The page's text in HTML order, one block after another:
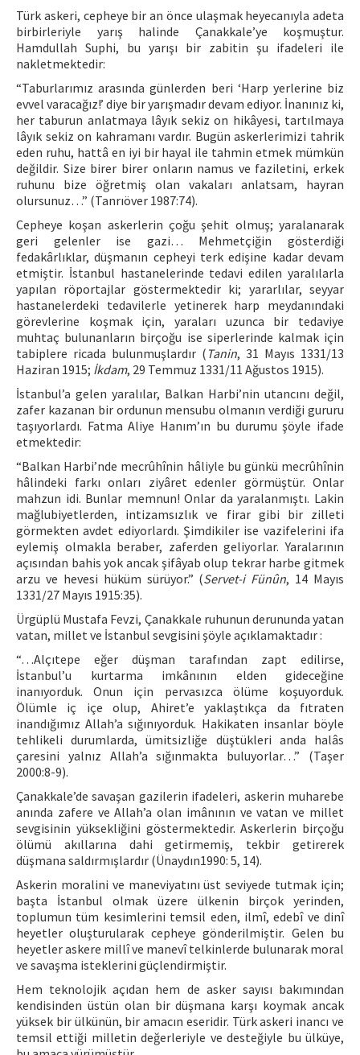
Türk askeri, cepheye bir an önce ulaşmak heyecanıyla adeta
birbirleriyle yarış halinde Çanakkale’ye koşmuştur.
Hamdullah Suphi, bu yarışı bir zabitin şu ifadeleri ile
nakletmektedir:
“Taburlarımız arasında günlerden beri ‘Harp yerlerine biz
evvel varacağız!’ diye bir yarışmadır devam ediyor. İnanınız ki,
her taburun anlatmaya lâyık sekiz on hikâyesi, tartılmaya
lâyık sekiz on kahramanı vardır. Bugün askerlerimizi tahrik
eden ruhu, hattâ en iyi bir hayal ile tahmin etmek mümkün
değildir. Size birer birer onların namus ve faziletini, erkek
ruhunu bize öğretmiş olan vakaları anlatsam, hayran
olursunuz…” (Tanrıöver 1987:74).
Cepheye koşan askerlerin çoğu şehit olmuş; yaralanarak
geri gelenler ise gazi… Mehmetçiğin gösterdiği
fedakârlıklar, düşmanın cepheyi terk edişine kadar devam
etmiştir. İstanbul hastanelerinde tedavi edilen yaralılarla
yapılan röportajlar göstermektedir ki; yararlılar, seyyar
hastanelerdeki tedavilerle yetinerek harp meydanındaki
görevlerine koşmak için, yaraları uzunca bir tedaviye
muhtaç bulunanların birçoğu ise siperlerinde kalmak için
tabiplere ricada bulunmuşlardır ( Tanin, 31 Mayıs 1331/13
Haziran 1915; İkdam, 29 Temmuz 1331/11 Ağustos 1915).
İstanbul’a gelen yaralılar, Balkan Harbi’nin utancını değil,
zafer kazanan bir ordunun mensubu olmanın verdiği gururu
taşıyorlardı. Fatma Aliye Hanım’ın bu durumu şöyle ifade
etmektedir:
“Balkan Harbi’nde mecrûhînin hâliyle bu günkü mecrûhînin
hâlindeki farkı onları ziyâret edenler görmüştür. Onlar
mahzun idi. Bunlar memnun! Onlar da yaralanmıştı. Lakin
mağlubiyetlerden, intizamsızlık ve firar gibi bir zilleti
görmekten avdet ediyorlardı. Şimdikiler ise vazifelerini ifa
eylemiş olmakla beraber, zaferden geliyorlar. Yaralarının
açısından bahis yok ancak şifâyab olup tekrar harbe gitmek
arzu ve hevesi hüküm sürüyor.” (Servet-i Fünûn, 14 Mayıs
1331/27 Mayıs 1915:35).
Ürgüplü Mustafa Fevzi, Çanakkale ruhunun derununda yatan
vatan, millet ve İstanbul sevgisini şöyle açıklamaktadır :
“…Alçıtepe eğer düşman tarafından zapt edilirse,
İstanbul’u kurtarma imkânının elden gideceğine
inanıyorduk. Onun için pervasızca ölüme koşuyorduk.
Ölümle iç içe olup, Ahiret’e yaklaştıkça da fıtraten
inandığımız Allah’a sığınıyorduk. Hakikaten insanlar böyle
tehlikeli durumlarda, ümitsizliğe düştükleri anda halâs
çaresini yalnız Allah’a sığınmakta buluyorlar…” (Taşer
2000:8-9).
Çanakkale’de savaşan gazilerin ifadeleri, askerin muharebe
anında zafere ve Allah’a olan imânının ve vatan ve millet
sevgisinin yüksekliğini göstermektedir. Askerlerin birçoğu
ölümü akıllarına dahi getirmemiş, tekbir getirerek
düşmana saldırmışlardır (Ünaydın1990: 5, 14).
Askerin moralini ve maneviyatını üst seviyede tutmak için;
başta İstanbul olmak üzere ülkenin birçok yerinden,
toplumun tüm kesimlerini temsil eden, ilmî, edebî ve dinî
heyetler oluşturularak cepheye gönderilmiştir. Gelen bu
heyetler askere millî ve manevî telkinlerde bulunarak moral
ve savaşma isteklerini güçlendirmiştir.
Hem teknolojik açıdan hem de asker sayısı bakımından
kendisinden üstün olan bir düşmana karşı koymak ancak
yüksek bir ülkünün, bir amacın eseridir. Türk askeri inancı ve
temsil ettiği milletin değerleriyle ve desteğiyle bu ülküye,